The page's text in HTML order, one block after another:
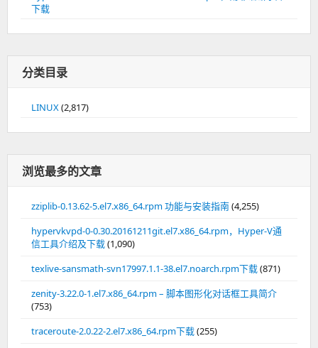
下载
分类目录
LINUX(2,817)
浏览最多的文章
zziplib-0.13.62-5.el7.x86_64.rpm 功能与安装指南(4,255)
hypervkvpd-0-0.30.20161211git.el7.x86_64.rpm，Hyper-V通
信工具介绍及下载(1,090)
texlive-sansmath-svn17997.1.1-38.el7.noarch.rpm下载(871)
zenity-3.22.0-1.el7.x86_64.rpm – 脚本图形化对话框工具简介
(753)
traceroute-2.0.22-2.el7.x86_64.rpm下载(255)